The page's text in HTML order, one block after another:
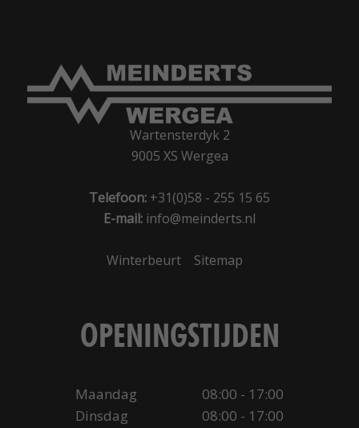
Wartensterdyk 2
9005 XS Wergea
Telefoon: +31(0)58 - 255 15 65
E-mail: info@meinderts.nl
Winterbeurt Sitemap
OPENINGSTIJDEN
Maandag
08:00 - 17:00
Dinsdag
08:00 - 17:00